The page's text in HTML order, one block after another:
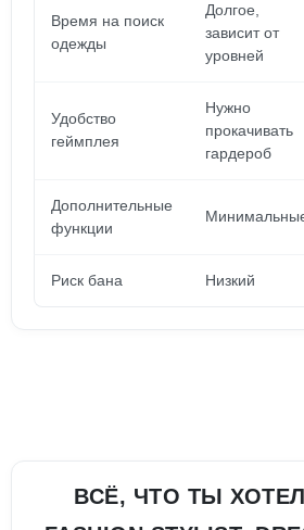
Время на поиск
одежды
Долгое,
зависит от
уровней
Удобство
геймплея
Нужно
прокачивать
гардероб
Дополнительные
функции
Риск бана Низкий
ВСЁ, ЧТО ТЫ